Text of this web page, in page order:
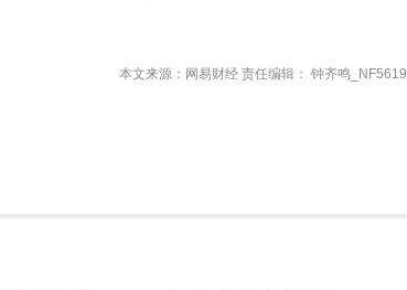
本文来源：网易财经 责任编辑： 钟齐鸣_NF5619